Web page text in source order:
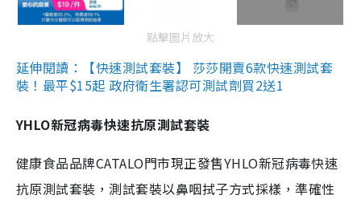
點擊圖片放大
延伸閱讀：【快速測試套裝】 莎莎開賣6款快速測試套
裝！最平$15起 政府衛生署認可測試劑買2送1
YHLO新冠病毒快速抗原測試套裝
健康食品品牌CATALO門市現正發售YHLO新冠病毒快速
抗原測試套裝，測試套裝以鼻咽拭子方式採樣，準確性